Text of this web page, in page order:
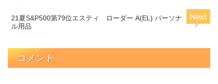
21夏S&P500第79位エスティ ローダー A(EL) パーソナ
ル用品
コメント